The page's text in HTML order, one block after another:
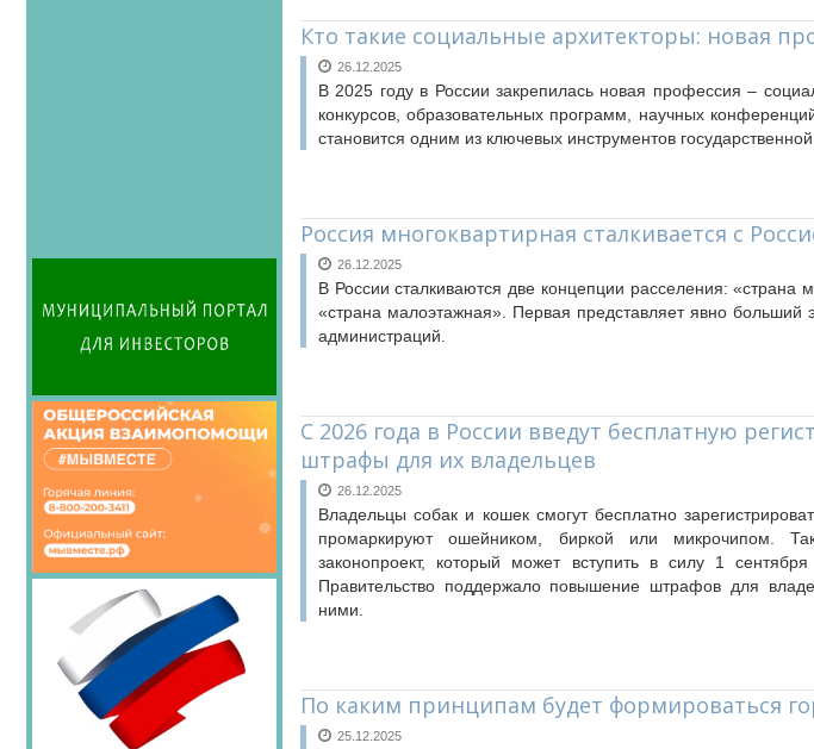
Кто такие социальные архитекторы: новая
26.12.2025
В 2025 году в России закрепилась новая профессия –
конкурсов, образовательных программ, научных
становится одним из ключевых инструментов
Россия многоквартирная сталкивается с
26.12.2025
В России сталкиваются две концепции расселения: «страна
«страна малоэтажная». Первая представляет явно больший
администраций.
С 2026 года в России введут бесплатную
штрафы для их владельцев
26.12.2025
Владельцы собак и кошек смогут бесплатно
промаркируют ошейником, биркой или микрочипом.
законопроект, который может вступить в силу 1
Правительство поддержало повышение штрафов для
ними.
По каким принципам будет формироваться
25.12.2025